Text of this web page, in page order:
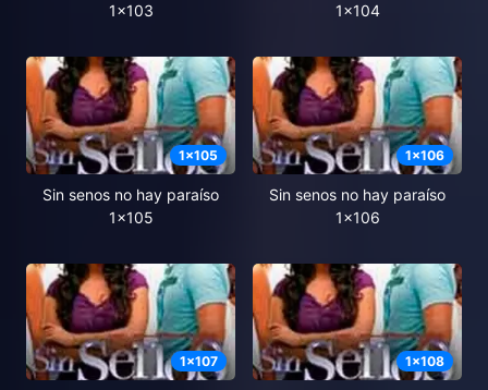
1x103
1x104
1x105
Sin senos no hay paraíso
1x105
1x106
Sin senos no hay paraíso
1x106
1x107 1x108